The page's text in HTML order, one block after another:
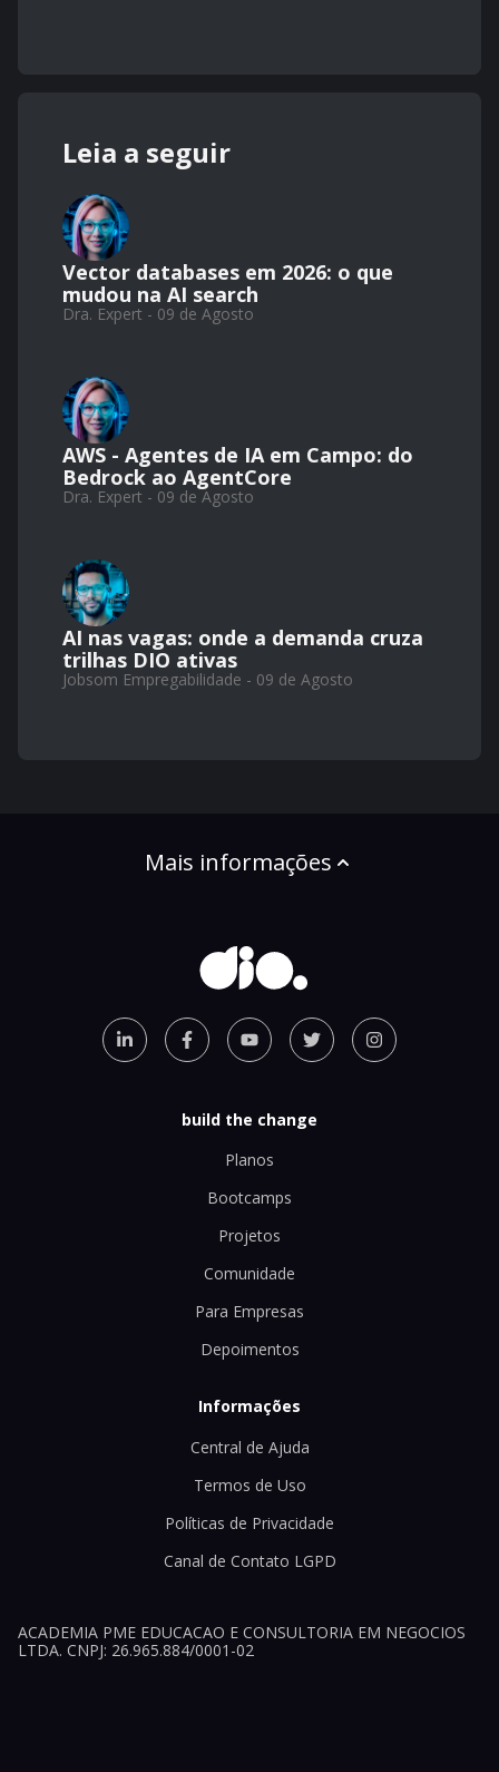
Leia a seguir
Vector databases em 2026: o que
mudou na AI search
Dra. Expert - 09 de Agosto
AWS - Agentes de IA em Campo: do
Bedrock ao AgentCore
Dra. Expert - 09 de Agosto
AI nas vagas: onde a demanda cruza
trilhas DIO ativas
Jobsom Empregabilidade - 09 de Agosto
Mais informações
build the change
Planos
Bootcamps
Projetos
Comunidade
Para Empresas
Depoimentos
Informações
Central de Ajuda
Termos de Uso
Políticas de Privacidade
Canal de Contato LGPD
ACADEMIA PME EDUCACAO E CONSULTORIA EM NEGOCIOS
LTDA. CNPJ: 26.965.884/0001-02